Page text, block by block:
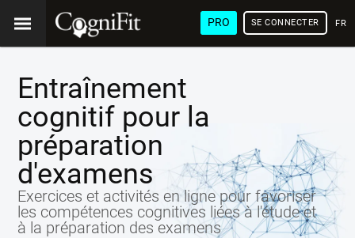
PRO SE CONNECTER
Entraînement
cognitif pour la
préparation
d'examens
Exercices et activités en ligne pour favoriser
les compétences cognitives liées à l'étude et
à la préparation des examens